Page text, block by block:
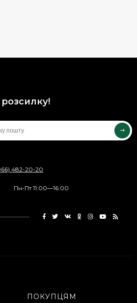
482-20-20
Пн-Пт 11:00—16:00
ПОКУПЦЯМ